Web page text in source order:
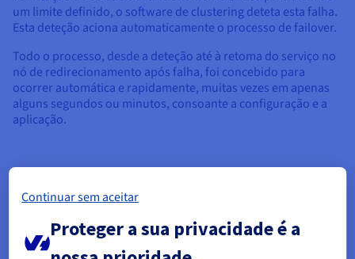
um limite definido, o software de clustering deteta esta falha.
Esta deteção aciona automaticamente o processo de failover.
Todo o processo, desde a deteção até à retoma do serviço no
nó de redirecionamento após falha, foi concebido para
ocorrer automática e rapidamente, muitas vezes em apenas
alguns segundos ou minutos, consoante a configuração e a
aplicação.
Alta disponibilidade vs Disaster
Embora a Alta Disponibilidade e a Recuperação de
Continuar sem aceitar
Proteger a sua privacidade é a